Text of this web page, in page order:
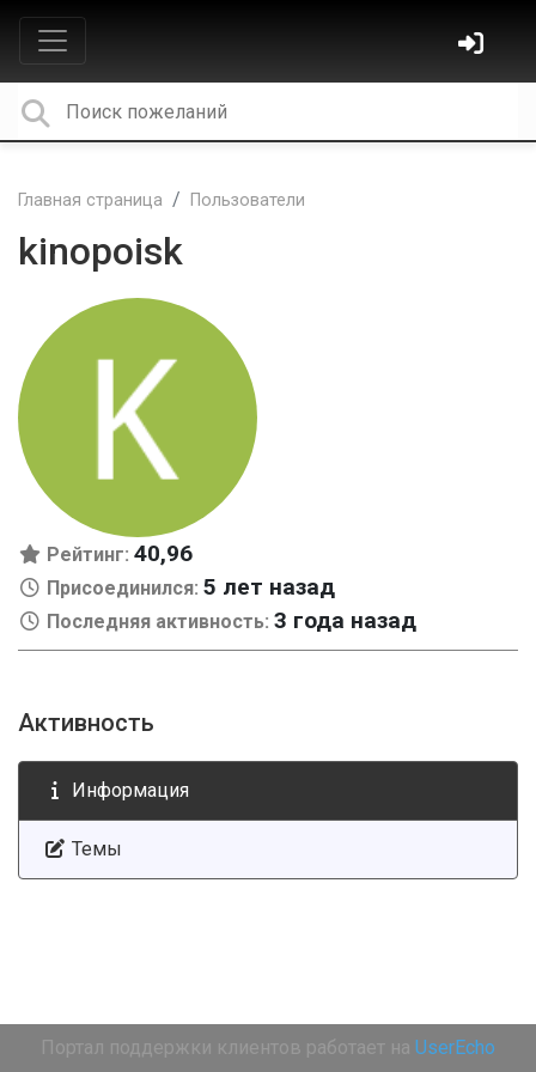
Главная страница Пользователи
kinopoisk
Рейтинг: 40,96
Присоединился: 5 лет назад
Последняя активность: 3 года назад
Активность
Информация
Темы
Портал поддержки клиентов работает на UserEcho